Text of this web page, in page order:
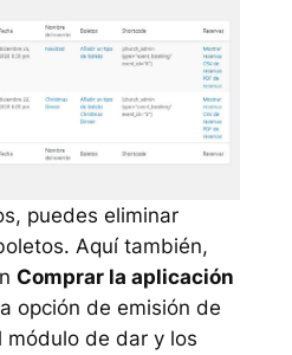
puedes eliminar
Aquí también,
Comprar la aplicación
opción de emisión de
módulo de dar y los